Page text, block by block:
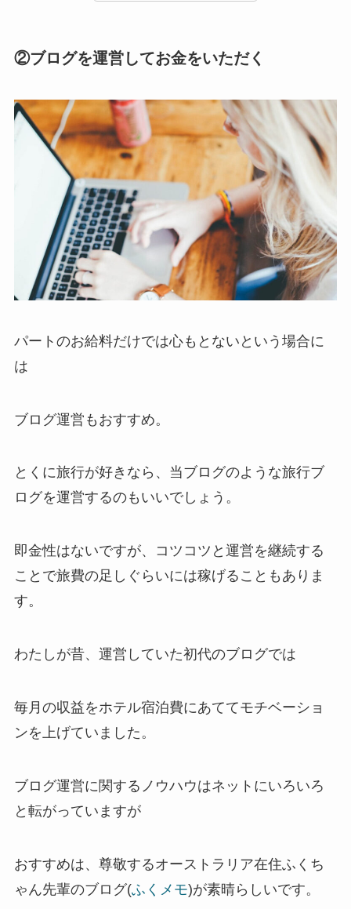
②ブログを運営してお金をいただく
パートのお給料だけでは心もとないという場合に
は
ブログ運営もおすすめ。
とくに旅行が好きなら、当ブログのような旅行ブ
ログを運営するのもいいでしょう。
即金性はないですが、コツコツと運営を継続する
ことで旅費の足しぐらいには稼げることもありま
す。
わたしが昔、運営していた初代のブログでは
毎月の収益をホテル宿泊費にあててモチベーショ
ンを上げていました。
ブログ運営に関するノウハウはネットにいろいろ
と転がっていますが
おすすめは、尊敬するオーストラリア在住ふくち
ゃん先輩のブログ(ふくメモ)が素晴らしいです。